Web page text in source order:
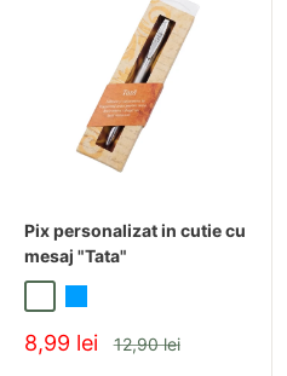
Pix personalizat in cutie cu
mesaj "Tata"
Pret
redus
8,99 lei Pret
12,90 lei